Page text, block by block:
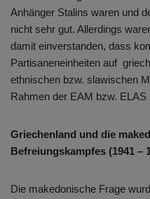
Anhänger Stalins waren und
nicht sehr gut. Allerdings
damit einverstanden, dass
Partisaneneinheiten auf
ethnischen bzw. slawischen
Rahmen der EAM bzw. ELAS
Griechenland und die
Befreiungskampfes (1941 –
Die makedonische Frage